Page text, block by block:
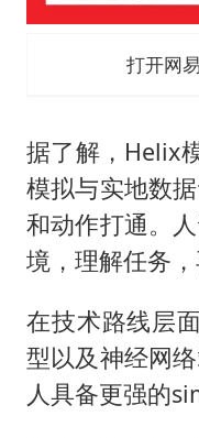
打开网
据了解，Helix
模拟与实地数
和动作打通。
境，理解任务，
在技术路线层
型以及神经网
人具备更强的